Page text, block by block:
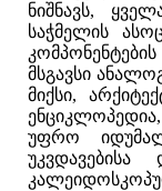
ნიშნავს,
საჭმელის
მსგავსი
მიქსი,
უფრო